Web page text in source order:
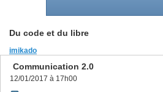
Du code et du libre
imikado
Communication 2.0
12/01/2017 à 17h00